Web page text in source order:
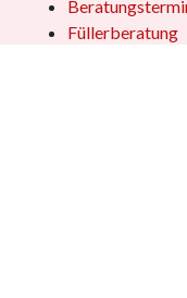
Füllerberatung